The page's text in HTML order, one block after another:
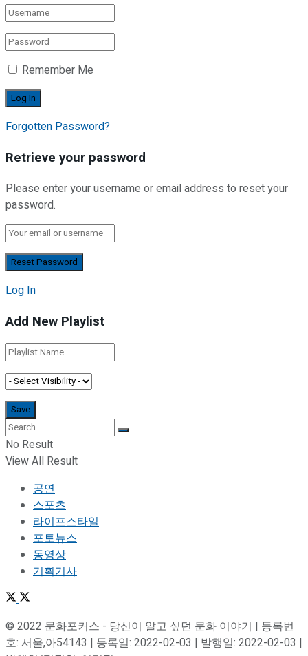
Remember Me
Forgotten Password?
Retrieve your password
Please enter your username or email address to reset your
password.
Log In
Add New Playlist
No Result
View All Result
공연
스포츠
라이프스타일
포토뉴스
동영상
기획기사
© 2022 문화포커스 - 당신이 알고 싶던 문화 이야기 | 등록번
호: 서울,아54143 | 등록일: 2022-02-03 | 발행일: 2022-02-03 |